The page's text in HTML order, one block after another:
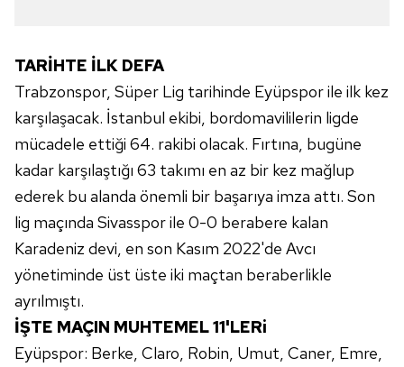
TARİHTE İLK DEFA
Trabzonspor, Süper Lig tarihinde Eyüpspor ile ilk kez
karşılaşacak. İstanbul ekibi, bordomavililerin ligde
mücadele ettiği 64. rakibi olacak. Fırtına, bugüne
kadar karşılaştığı 63 takımı en az bir kez mağlup
ederek bu alanda önemli bir başarıya imza attı. Son
lig maçında Sivasspor ile 0-0 berabere kalan
Karadeniz devi, en son Kasım 2022'de Avcı
yönetiminde üst üste iki maçtan beraberlikle
ayrılmıştı.
İŞTE MAÇIN MUHTEMEL 11'LERi
Eyüpspor: Berke, Claro, Robin, Umut, Caner, Emre,